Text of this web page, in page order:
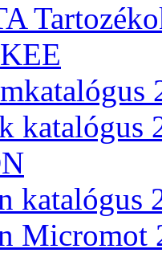
katalógus
katalógus
Micromot